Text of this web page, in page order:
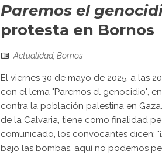
Paremos el
protesta en Bornos
Actualidad, Bornos
El viernes 30 de mayo de 2025, a las
con el lema "Paremos el genocidio",
contra la población palestina en
de la Calvaria, tiene como finalidad
comunicado, los convocantes dicen:
bajo las bombas, aquí no podemos